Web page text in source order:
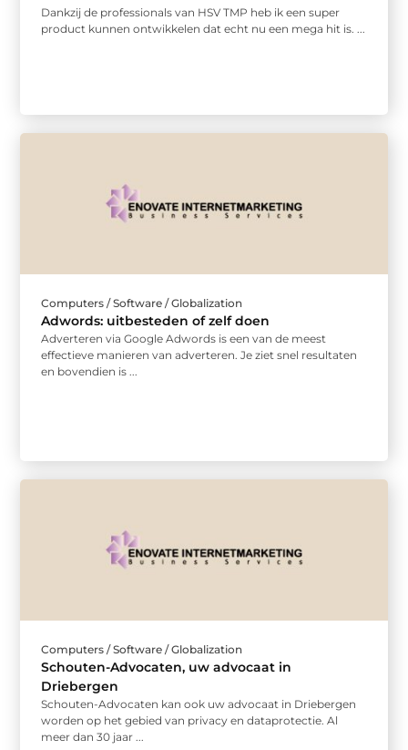
Dankzij de professionals van HSV TMP heb ik een super
product kunnen ontwikkelen dat echt nu een mega hit is. ...
Computers / Software / Globalization
Adwords: uitbesteden of zelf doen
Adverteren via Google Adwords is een van de meest
effectieve manieren van adverteren. Je ziet snel resultaten
en bovendien is ...
Computers / Software / Globalization
Schouten-Advocaten, uw advocaat in
Driebergen
Schouten-Advocaten kan ook uw advocaat in Driebergen
worden op het gebied van privacy en dataprotectie. Al
meer dan 30 jaar ...